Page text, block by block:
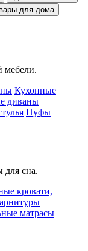
для дома
мебели.
Кухонные
диваны
Пуфы
для сна.
кровати,
матрасы